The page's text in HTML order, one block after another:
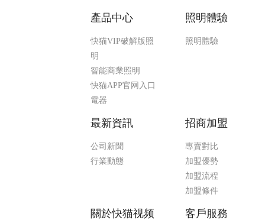
產品中心
快猫VIP破解版照
明
智能商業照明
快猫APP官网入口
電器
照明體驗
照明體驗
最新資訊
公司新聞
行業動態
招商加盟
專賣對比
加盟優勢
加盟流程
加盟條件
關於快猫视频
客戶服務